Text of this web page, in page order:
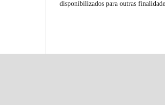
disponibilizados para outras